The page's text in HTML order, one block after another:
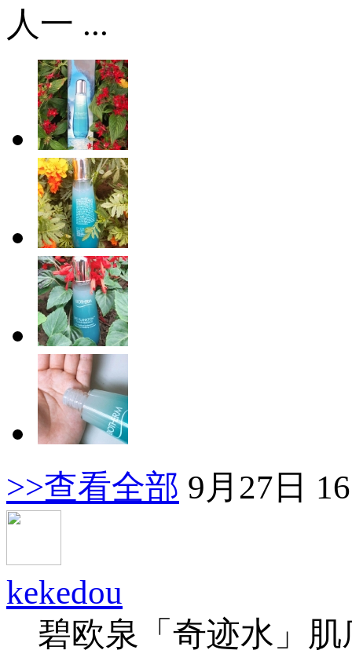
人一 ...
>>查看全部 9月27日
kekedou
碧欧泉「奇迹水」